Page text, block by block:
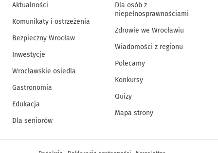
Aktualności
Komunikaty i ostrzeżenia
Bezpieczny Wrocław
Inwestycje
Wrocławskie osiedla
Gastronomia
Edukacja
Dla seniorów
Dla osób z
niepełnosprawnościami
Zdrowie we Wrocławiu
Wiadomości z regionu
Polecamy
Konkursy
Quizy
Mapa strony
Inne informacje